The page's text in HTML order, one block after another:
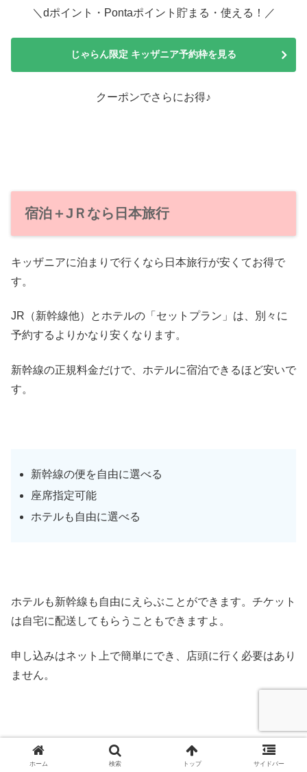
＼dポイント・Pontaポイント貯まる・使える！／
じゃらん限定 キッザニア予約枠を見る
クーポンでさらにお得♪
宿泊＋JＲなら日本旅行
キッザニアに泊まりで行くなら日本旅行が安くてお得で
す。
JR（新幹線他）とホテルの「セットプラン」は、別々に
予約するよりかなり安くなります。
新幹線の正規料金だけで、ホテルに宿泊できるほど安いで
す。
新幹線の便を自由に選べる
座席指定可能
ホテルも自由に選べる
ホテルも新幹線も自由にえらぶことができます。チケット
は自宅に配送してもらうこともできますよ。
申し込みはネット上で簡単にでき、店頭に行く必要はあり
ません。
詳しくは日本旅行公式サイトでご覧いただけます。
ホーム 検索 トップ サイドバー